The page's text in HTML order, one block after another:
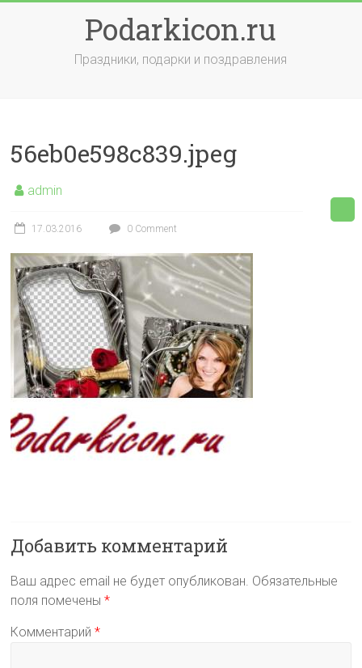
Podarkicon.ru
Праздники, подарки и поздравления
56eb0e598c839.jpeg
admin
17.03.2016 0 Comment
Добавить комментарий
Ваш адрес email не будет опубликован. Обязательные
поля помечены*
Комментарий*